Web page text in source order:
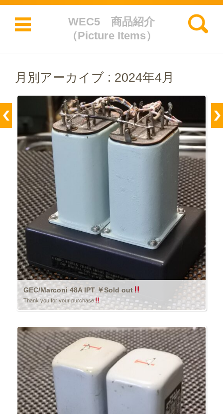
WEC5 商品紹介
（Picture Items）
検索:
コンテンツに移動
月別アーカイブ : 2024年4月
GEC/Marconi 48A IPT ￥Sold out
Thank you for your purchase